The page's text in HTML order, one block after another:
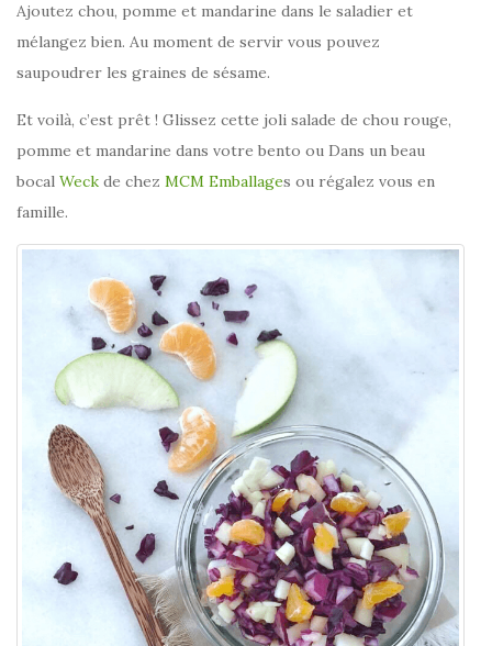
Ajoutez chou, pomme et mandarine dans le saladier et
mélangez bien. Au moment de servir vous pouvez
saupoudrer les graines de sésame.
Et voilà, c’est prêt ! Glissez cette joli salade de chou rouge,
pomme et mandarine dans votre bento ou Dans un beau
bocal Weck de chez MCM Emballages ou régalez vous en
famille.